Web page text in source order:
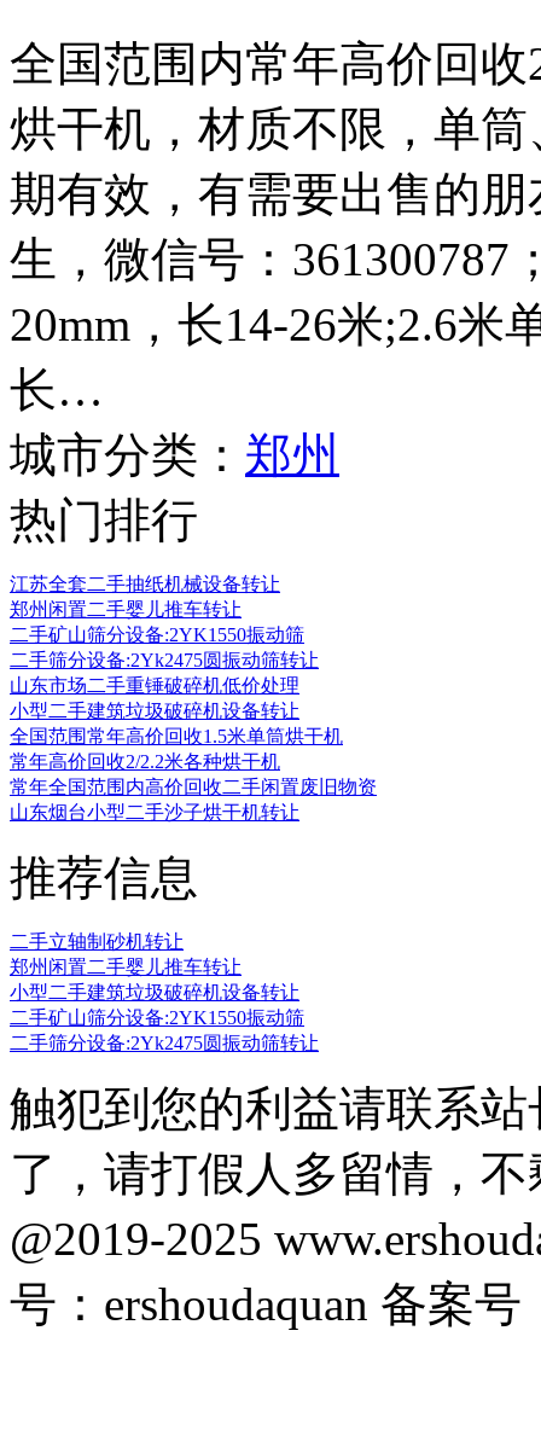
全国范围内常年高价回收
烘干机，材质不限，单
期有效，有需要出售的朋
生，微信号：361300787
20mm，长14-26米;2.6米
长…
城市分类： 郑州
热门排行
江苏全套二手抽纸机械设备转让
郑州闲置二手婴儿推车转让
二手矿山筛分设备:2YK1550振动筛
二手筛分设备:2Yk2475圆振动筛转让
山东市场二手重锤破碎机低价处理
小型二手建筑垃圾破碎机设备转让
全国范围常年高价回收1.5米单筒烘干机
常年高价回收2/2.2米各种烘干机
常年全国范围内高价回收二手闲置废旧物资
山东烟台小型二手沙子烘干机转让
推荐信息
二手立轴制砂机转让
郑州闲置二手婴儿推车转让
小型二手建筑垃圾破碎机设备转让
二手矿山筛分设备:2YK1550振动筛
二手筛分设备:2Yk2475圆振动筛转让
触犯到您的利益请联系
了，请打假人多留情，
@2019-2025
号：ershoudaquan 备案